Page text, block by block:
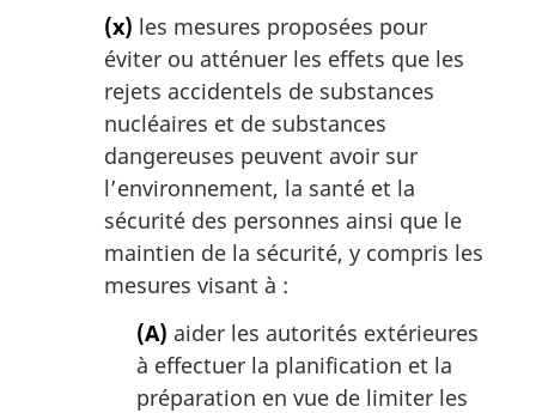
(x) les mesures proposées pour
éviter ou atténuer les effets que les
rejets accidentels de substances
nucléaires et de substances
dangereuses peuvent avoir sur
l’environnement, la santé et la
sécurité des personnes ainsi que le
maintien de la sécurité, y compris les
mesures visant à :
(A) aider les autorités extérieures
à effectuer la planification et la
préparation en vue de limiter les